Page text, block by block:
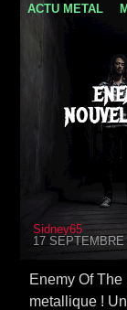
ACTU METAL
Sidney65
17 SEPTEMBRE
Enemy Of
metallique !